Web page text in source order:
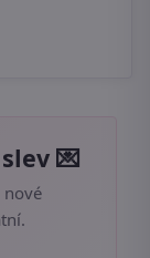
💌
nové